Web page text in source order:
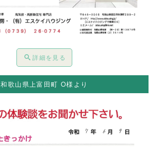
詳細を見る
和歌山県上富田町 O様より